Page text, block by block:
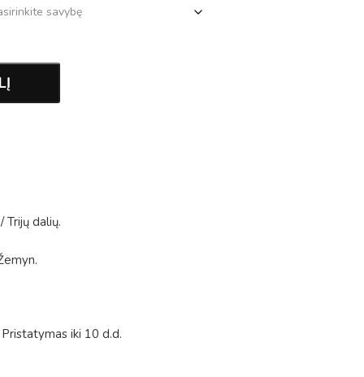
/Trijų dalių.
.
Pristatymas iki 10 d.d.